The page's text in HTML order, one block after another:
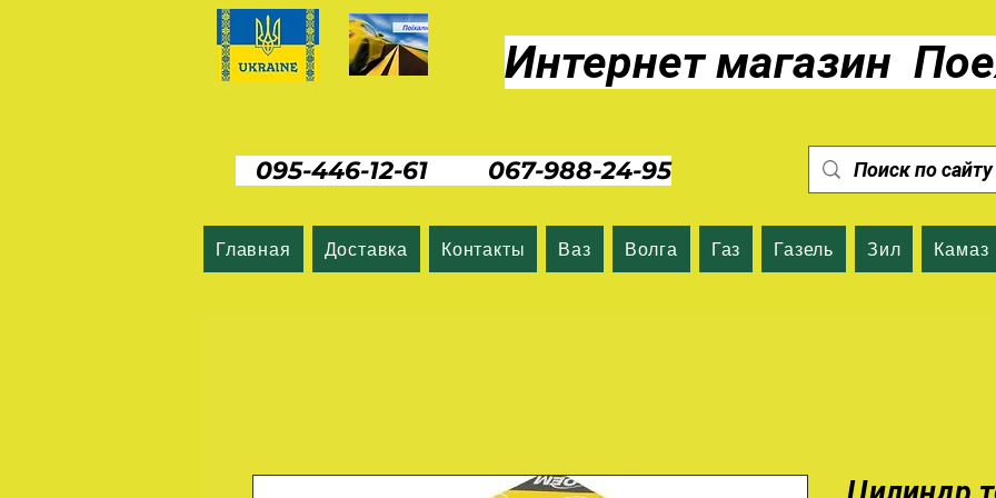
Интернет магазин
095-446-12-61 067-988-24-95
Главная Доставка Контакты Ваз Волга Газ Газель Зил Камаз